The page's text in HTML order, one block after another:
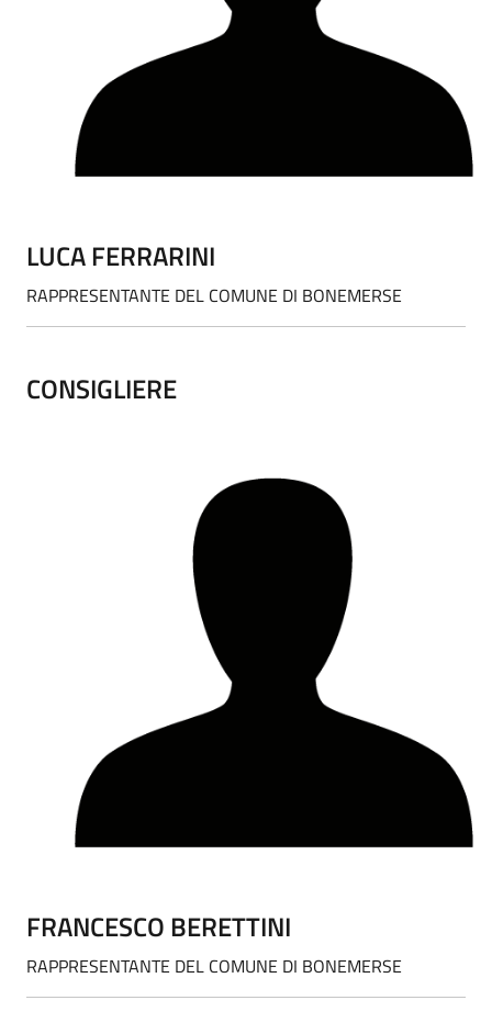
LUCA FERRARINI
RAPPRESENTANTE DEL COMUNE DI BONEMERSE
CONSIGLIERE
FRANCESCO BERETTINI
RAPPRESENTANTE DEL COMUNE DI BONEMERSE